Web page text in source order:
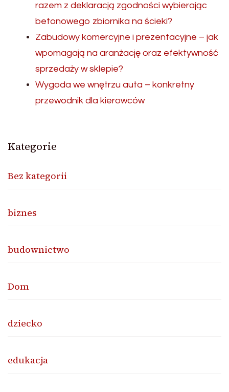
razem z deklaracją zgodności wybierając
betonowego zbiornika na ścieki?
Zabudowy komercyjne i prezentacyjne – jak
wpomagają na aranżację oraz efektywność
sprzedaży w sklepie?
Wygoda we wnętrzu auta – konkretny
przewodnik dla kierowców
Kategorie
Bez kategorii
biznes
budownictwo
Dom
dziecko
edukacja